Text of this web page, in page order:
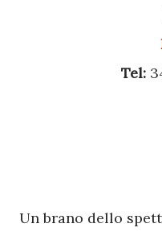
Tel:
Un brano dello